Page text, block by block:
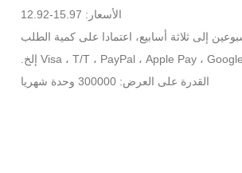
الأسعار: 15.97-12.92
إلى ثلاثة أسابيع، اعتمادا على كمية الطلب
القدرة على العرض: 300000 وحدة شهريا